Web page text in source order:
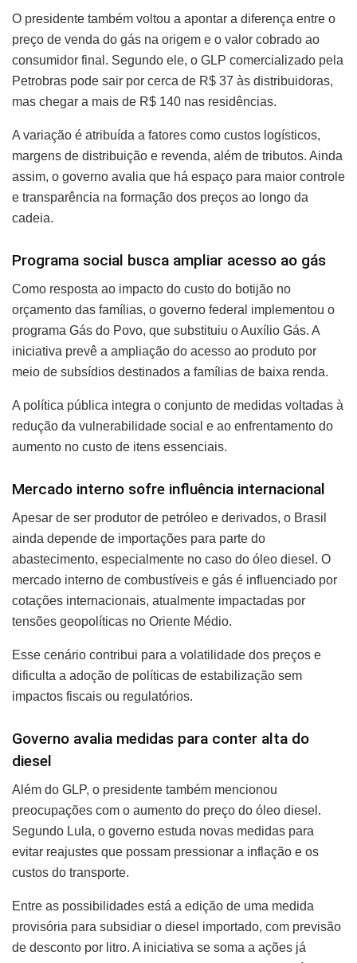
O presidente também voltou a apontar a diferença entre o
preço de venda do gás na origem e o valor cobrado ao
consumidor final. Segundo ele, o GLP comercializado pela
Petrobras pode sair por cerca de R$ 37 às distribuidoras,
mas chegar a mais de R$ 140 nas residências.
A variação é atribuída a fatores como custos logísticos,
margens de distribuição e revenda, além de tributos. Ainda
assim, o governo avalia que há espaço para maior controle
e transparência na formação dos preços ao longo da
cadeia.
Programa social busca ampliar acesso ao gás
Como resposta ao impacto do custo do botijão no
orçamento das famílias, o governo federal implementou o
programa Gás do Povo, que substituiu o Auxílio Gás. A
iniciativa prevê a ampliação do acesso ao produto por
meio de subsídios destinados a famílias de baixa renda.
A política pública integra o conjunto de medidas voltadas à
redução da vulnerabilidade social e ao enfrentamento do
aumento no custo de itens essenciais.
Mercado interno sofre influência internacional
Apesar de ser produtor de petróleo e derivados, o Brasil
ainda depende de importações para parte do
abastecimento, especialmente no caso do óleo diesel. O
mercado interno de combustíveis e gás é influenciado por
cotações internacionais, atualmente impactadas por
tensões geopolíticas no Oriente Médio.
Esse cenário contribui para a volatilidade dos preços e
dificulta a adoção de políticas de estabilização sem
impactos fiscais ou regulatórios.
Governo avalia medidas para conter alta do
diesel
Além do GLP, o presidente também mencionou
preocupações com o aumento do preço do óleo diesel.
Segundo Lula, o governo estuda novas medidas para
evitar reajustes que possam pressionar a inflação e os
custos do transporte.
Entre as possibilidades está a edição de uma medida
provisória para subsidiar o diesel importado, com previsão
de desconto por litro. A iniciativa se soma a ações já